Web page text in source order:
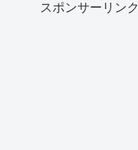
スポンサーリンク